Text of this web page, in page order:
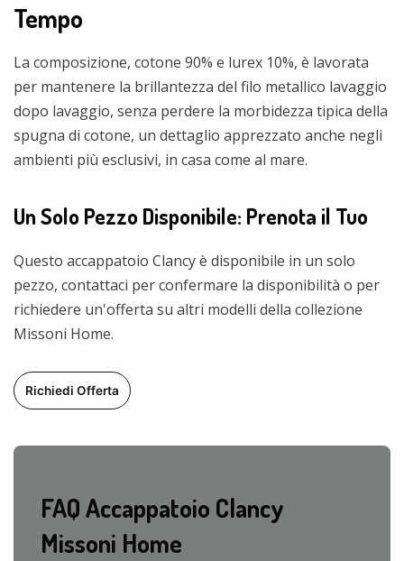
Tempo
La composizione, cotone 90% e lurex 10%, è lavorata
per mantenere la brillantezza del filo metallico lavaggio
dopo lavaggio, senza perdere la morbidezza tipica della
spugna di cotone, un dettaglio apprezzato anche negli
ambienti più esclusivi, in casa come al mare.
Un Solo Pezzo Disponibile: Prenota il Tuo
Questo accappatoio Clancy è disponibile in un solo
pezzo, contattaci per confermare la disponibilità o per
richiedere un'offerta su altri modelli della collezione
Missoni Home.
Richiedi Offerta
FAQ Accappatoio Clancy
Missoni Home